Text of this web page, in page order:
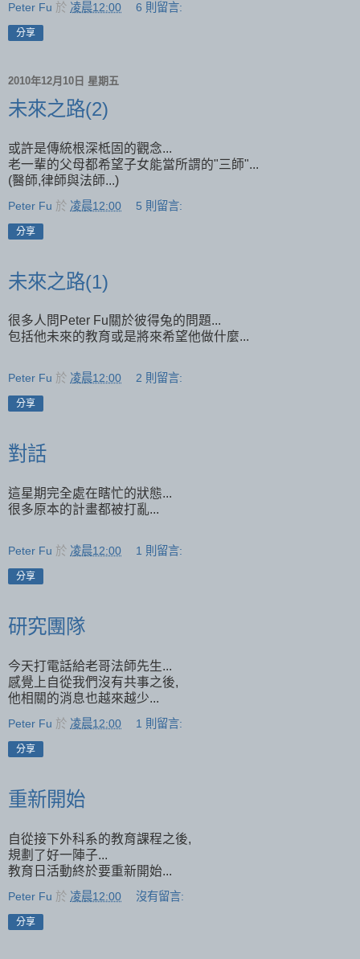
Peter Fu 於 凌晨12:00 6 則留言:
分享
2010年12月10日 星期五
未來之路(2)
或許是傳統根深柢固的觀念...
老一輩的父母都希望子女能當所謂的"三師"...
(醫師,律師與法師...)
Peter Fu 於 凌晨12:00 5 則留言:
分享
未來之路(1)
很多人問Peter Fu關於彼得兔的問題...
包括他未來的教育或是將來希望他做什麼...
Peter Fu 於 凌晨12:00 2 則留言:
分享
對話
這星期完全處在瞎忙的狀態...
很多原本的計畫都被打亂...
Peter Fu 於 凌晨12:00 1 則留言:
分享
研究團隊
今天打電話給老哥法師先生...
感覺上自從我們沒有共事之後,
他相關的消息也越來越少...
Peter Fu 於 凌晨12:00 1 則留言:
分享
重新開始
自從接下外科系的教育課程之後,
規劃了好一陣子...
教育日活動終於要重新開始...
Peter Fu 於 凌晨12:00 沒有留言:
分享